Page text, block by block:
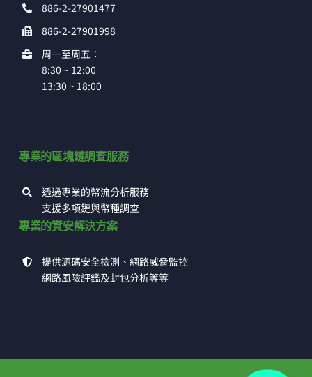
886-2-27901477
886-2-27901998
周一至周五：
8:30 ~ 12:00
13:30 ~ 18:00
專業的區塊鏈調查服務
透過專業的幣流分析服務
支援多項鏈與幣種調查
專業的資安解決方案
提供源碼安全檢測、網路威脅監控
網路風險評鑑及封包分析等等